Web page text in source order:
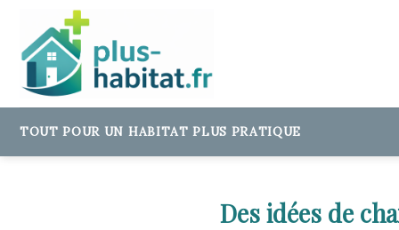
content
TOUT POUR UN HABITAT PLUS PRATIQUE
Des idées de